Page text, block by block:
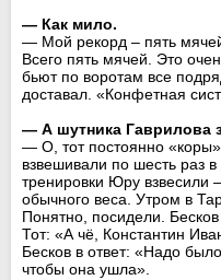
— Как мило.
— Мой рекорд – пять
Всего пять мячей. Это
бьют по воротам все
доставал. «Конфетная
— А шутника Гаврилова
— О, тот постоянно
взвешивали по шесть раз
тренировки Юру взвесили
обычного веса. Утром в
Понятно, посидели.
Тот: «А чё, Константин
Бесков в ответ: «Надо
чтобы она ушла».